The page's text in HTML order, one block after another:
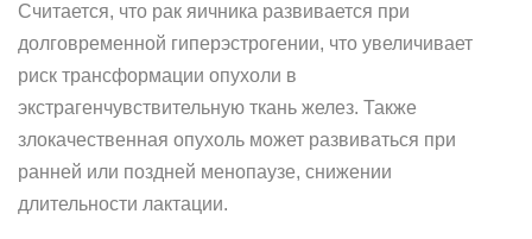
Считается, что рак яичника развивается при
долговременной гиперэстрогении, что увеличивает
риск трансформации опухоли в
экстрагенчувствительную ткань желез. Также
злокачественная опухоль может развиваться при
ранней или поздней менопаузе, снижении
длительности лактации.